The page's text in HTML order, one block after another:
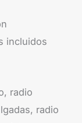
incluidos
radio
radio